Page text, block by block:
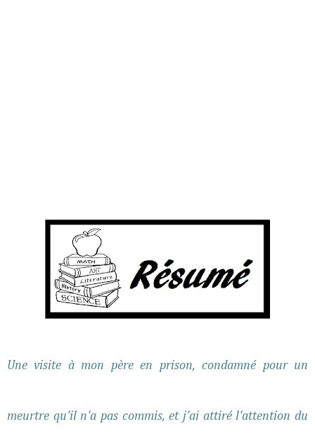
Une visite à mon père en prison, condamné pour un
meurtre qu'il n'a pas commis, et j'ai attiré l'attention du